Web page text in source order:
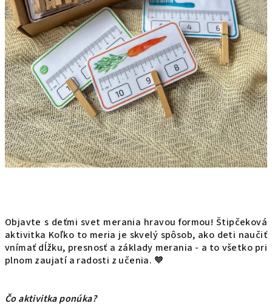
Objavte s deťmi svet merania hravou formou! Štipčeková
aktivitka Koľko to meria je skvelý spôsob, ako deti naučiť
vnímať dĺžku, presnosť a základy merania - a to všetko pri
plnom zaujatí a radosti z učenia. 🧡
Čo aktivitka ponúka?